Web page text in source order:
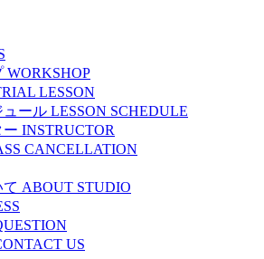
WORKSHOP
LESSON
ール LESSON SCHEDULE
INSTRUCTOR
CANCELLATION
ABOUT STUDIO
US